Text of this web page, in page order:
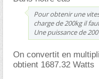
Pour obtenir une
charge de 200kg il
Une puissance de
On convertit en
obtient 1687.32 Watts